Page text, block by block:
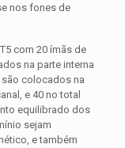
nos fones de
com 20 ímãs de
na parte interna
são colocados na
e 40 no total
equilibrado dos
sejam
e também